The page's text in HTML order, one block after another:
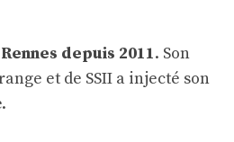
depuis 2011. Son
et de SSII a injecté son